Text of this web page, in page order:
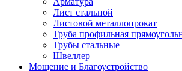
Лист стальной
Листовой металлопрокат
Труба профильная
Трубы стальные
Швеллер
Мощение и Благоустройство